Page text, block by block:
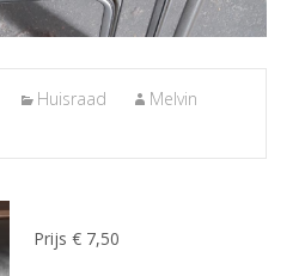
Huisraad
Melvin
Prijs € 7,50